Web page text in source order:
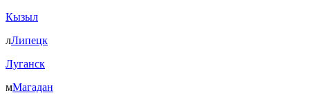
Кызыл
лЛипецк
Луганск
мМагадан